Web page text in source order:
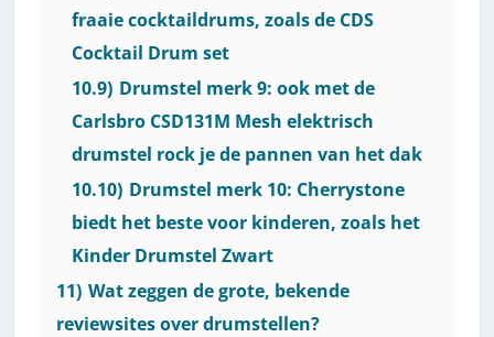
fraaie cocktaildrums, zoals de CDS
Cocktail Drum set
10.9) Drumstel merk 9: ook met de
Carlsbro CSD131M Mesh elektrisch
drumstel rock je de pannen van het dak
10.10) Drumstel merk 10: Cherrystone
biedt het beste voor kinderen, zoals het
Kinder Drumstel Zwart
11) Wat zeggen de grote, bekende
reviewsites over drumstellen?